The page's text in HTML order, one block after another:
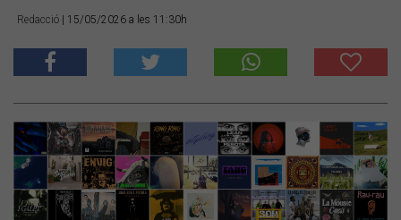
Redacció | 15/05/2026 a les 11:30h